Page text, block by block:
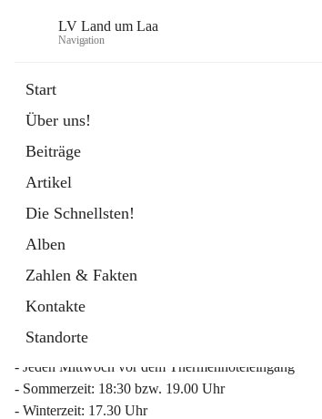
LV Land um Laa
Navigation
Start
Über uns!
Beiträge
Artikel
Die Schnellsten!
Alben
Zahlen & Fakten
Kontakte
Standorte
Mitgliederinfo 2026
Lauftreff
- Jeden Mittwoch vor dem Thermenhoteleingang
- Sommerzeit: 18:30 bzw. 19.00 Uhr
- Winterzeit: 17.30 Uhr